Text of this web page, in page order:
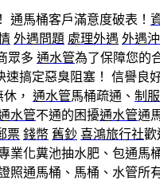
通馬桶客戶滿意度破表！
外遇問題 處理外遇 外遇
眾多 通水管為了保障您的
速搞定惡臭阻塞！ 信譽良
， 通水管馬桶疏通、 制
水管不通的困擾通水管通
票 錢幣 舊鈔 喜鴻旅行社歡
業化糞池抽水肥、包通馬
通馬桶、馬桶、水管所